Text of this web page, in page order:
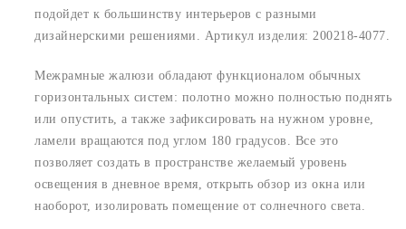
подойдет к большинству интерьеров с разными
дизайнерскими решениями. Артикул изделия: 200218-4077.
Межрамные жалюзи обладают функционалом обычных
горизонтальных систем: полотно можно полностью поднять
или опустить, а также зафиксировать на нужном уровне,
ламели вращаются под углом 180 градусов. Все это
позволяет создать в пространстве желаемый уровень
освещения в дневное время, открыть обзор из окна или
наоборот, изолировать помещение от солнечного света.